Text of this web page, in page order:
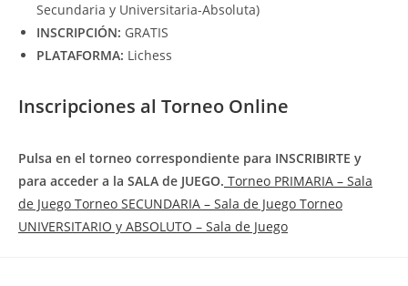
Secundaria y Universitaria-Absoluta)
INSCRIPCIÓN: GRATIS
PLATAFORMA: Lichess
Inscripciones al Torneo Online
Pulsa en el torneo correspondiente para INSCRIBIRTE y
para acceder a la SALA de JUEGO. Torneo PRIMARIA – Sala
de Juego Torneo SECUNDARIA – Sala de Juego Torneo
UNIVERSITARIO y ABSOLUTO – Sala de Juego